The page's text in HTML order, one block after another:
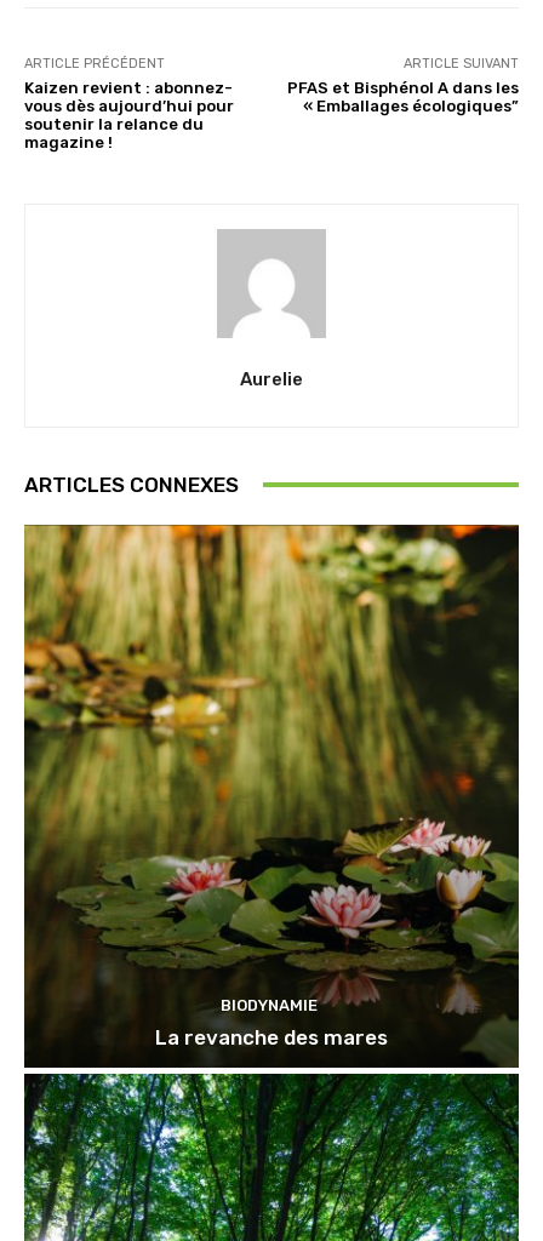
ARTICLE PRÉCÉDENT
Kaizen revient : abonnez-
vous dès aujourd’hui pour
soutenir la relance du
magazine !
ARTICLE SUIVANT
PFAS et Bisphénol A dans les
« Emballages écologiques”
Aurelie
ARTICLES CONNEXES
BIODYNAMIE
La revanche des mares